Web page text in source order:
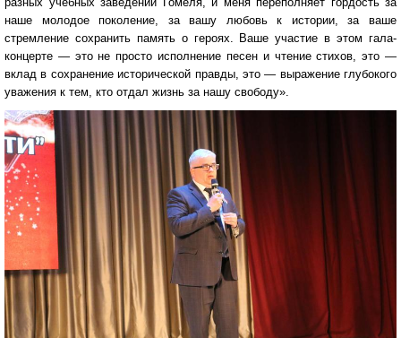
наше молодое поколение, за вашу любовь к истории, за ваше
стремление сохранить память о героях. Ваше участие в этом гала-
концерте — это не просто исполнение песен и чтение стихов, это —
вклад в сохранение исторической правды, это — выражение глубокого
уважения к тем, кто отдал жизнь за нашу свободу».